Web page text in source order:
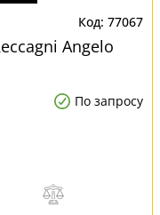
77067
Angelo
По запросу